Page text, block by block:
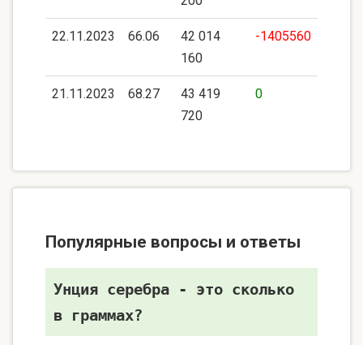
22.11.2023 66.06
42 014
160
-1405560
21.11.2023 68.27
43 419
720
0
Популярные вопросы и ответы
Унция серебра - это сколько
в граммах?